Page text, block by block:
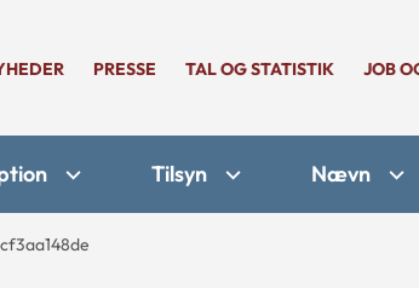
PRESSE TAL OG STATISTIK JOB
Tilsyn Nævn